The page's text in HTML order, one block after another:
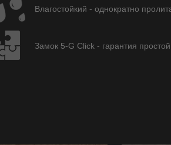
Влагостойкий - однократно
Замок 5-G Click - гарантия